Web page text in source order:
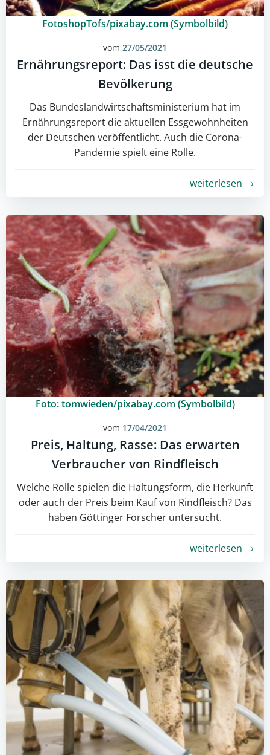
FotoshopTofs/pixabay.com (Symbolbild)
vom 27/05/2021
Ernährungsreport: Das isst die deutsche
Bevölkerung
Das Bundeslandwirtschaftsministerium hat im
Ernährungsreport die aktuellen Essgewohnheiten
der Deutschen veröffentlicht. Auch die Corona-
Pandemie spielt eine Rolle.
weiterlesen
Foto: tomwieden/pixabay.com (Symbolbild)
vom 17/04/2021
Preis, Haltung, Rasse: Das erwarten
Verbraucher von Rindfleisch
Welche Rolle spielen die Haltungsform, die Herkunft
oder auch der Preis beim Kauf von Rindfleisch? Das
haben Göttinger Forscher untersucht.
weiterlesen